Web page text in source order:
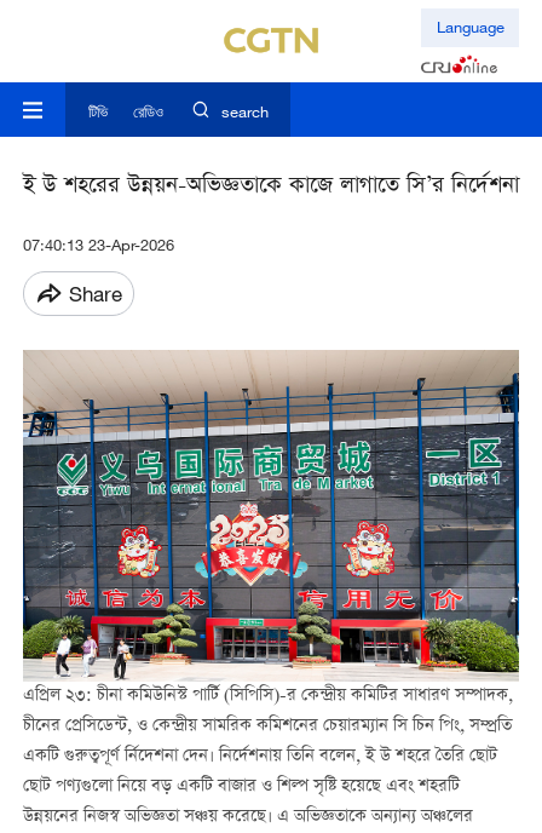
Language
টিভি রেডিও search
ই উ শহরের উন্নয়ন-অভিজ্ঞতাকে কাজে লাগাতে সি’র নির্দেশনা
07:40:13 23-Apr-2026
Share
এপ্রিল ২৩: চীনা কমিউনিস্ট পার্টি (সিপিসি)-র কেন্দ্রীয় কমিটির সাধারণ সম্পাদক,
চীনের প্রেসিডেন্ট, ও কেন্দ্রীয় সামরিক কমিশনের চেয়ারম্যান সি চিন পিং, সম্প্রতি
একটি গুরুত্বপূর্ণ র্নিদেশনা দেন। নির্দেশনায় তিনি বলেন, ই উ শহরে তৈরি ছোট
ছোট পণ্যগুলো নিয়ে বড় একটি বাজার ও শিল্প সৃষ্টি হয়েছে এবং শহরটি
উন্নয়নের নিজস্ব অভিজ্ঞতা সঞ্চয় করেছে। এ অভিজ্ঞতাকে অন্যান্য অঞ্চলের